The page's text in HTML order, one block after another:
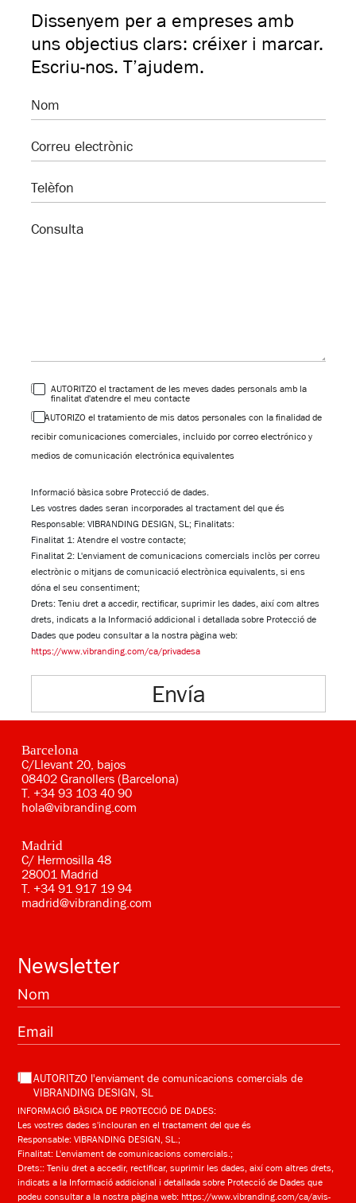
Dissenyem per a empreses amb
uns objectius clars: créixer i marcar.
Escriu-nos. T’ajudem.
AUTORITZO el tractament de les meves dades personals amb la
finalitat d'atendre el meu contacte
AUTORIZO el tratamiento de mis datos personales con la finalidad de
recibir comunicaciones comerciales, incluido por correo electrónico y
medios de comunicación electrónica equivalentes
Informació bàsica sobre Protecció de dades.
Les vostres dades seran incorporades al tractament del que és
Responsable: VIBRANDING DESIGN, SL; Finalitats:
Finalitat 1: Atendre el vostre contacte;
Finalitat 2: L'enviament de comunicacions comercials inclòs per correu
electrònic o mitjans de comunicació electrònica equivalents, si ens
dóna el seu consentiment;
Drets: Teniu dret a accedir, rectificar, suprimir les dades, així com altres
drets, indicats a la Informació addicional i detallada sobre Protecció de
Dades que podeu consultar a la nostra pàgina web:
https://www.vibranding.com/ca/privadesa
Envía
Barcelona
C/Llevant 20, bajos
08402 Granollers (Barcelona)
T. +34 93 103 40 90
hola@vibranding.com
Madrid
C/ Hermosilla 48
28001 Madrid
T. +34 91 917 19 94
madrid@vibranding.com
Newsletter
AUTORITZO l'enviament de comunicacions comercials de
VIBRANDING DESIGN, SL
INFORMACIÓ BÀSICA DE PROTECCIÓ DE DADES:
Les vostres dades s'inclouran en el tractament del que és
Responsable: VIBRANDING DESIGN, SL.;
Finalitat: L'enviament de comunicacions comercials.;
Drets:: Teniu dret a accedir, rectificar, suprimir les dades, així com altres drets,
indicats a la Informació addicional i detallada sobre Protecció de Dades que
podeu consultar a la nostra pàgina web: https://www.vibranding.com/ca/avis-